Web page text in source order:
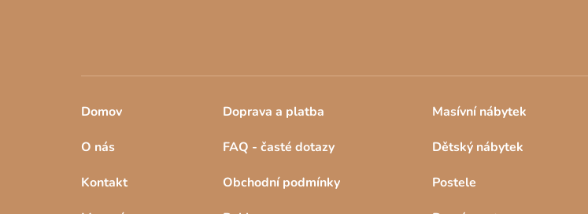
Domov
O nás
Kontakt
Doprava a platba
FAQ - časté dotazy
Obchodní podmínky
Masívní nábytek
Dětský nábytek
Postele